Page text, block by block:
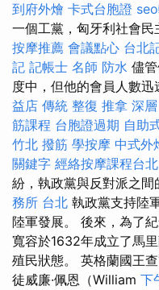
到府外燴 卡式台胞證
一個工黨，匈牙利社會民
按摩推薦 會議點心 台北
記 記帳士 名師 防水 儘
度中，但他的會員人數迅
益店 傳統 整復 推拿 深
筋課程 台胞證過期 自助
竹北 撥筋 學按摩 中式外
關鍵字 經絡按摩課程台北
紛，執政黨與反對派之間
務所 台北 執政黨支持陸
陸軍發展。 後來，為了
寬容於1632年成立了馬
殖民狀態。 英格蘭國王
徒威廉·佩恩（William 下